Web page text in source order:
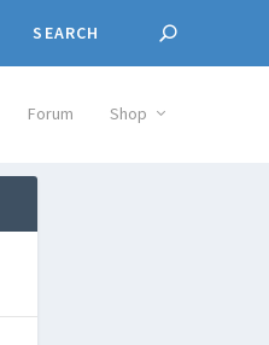
Forum Shop